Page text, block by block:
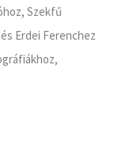
Szekfű
Erdei Ferenchez